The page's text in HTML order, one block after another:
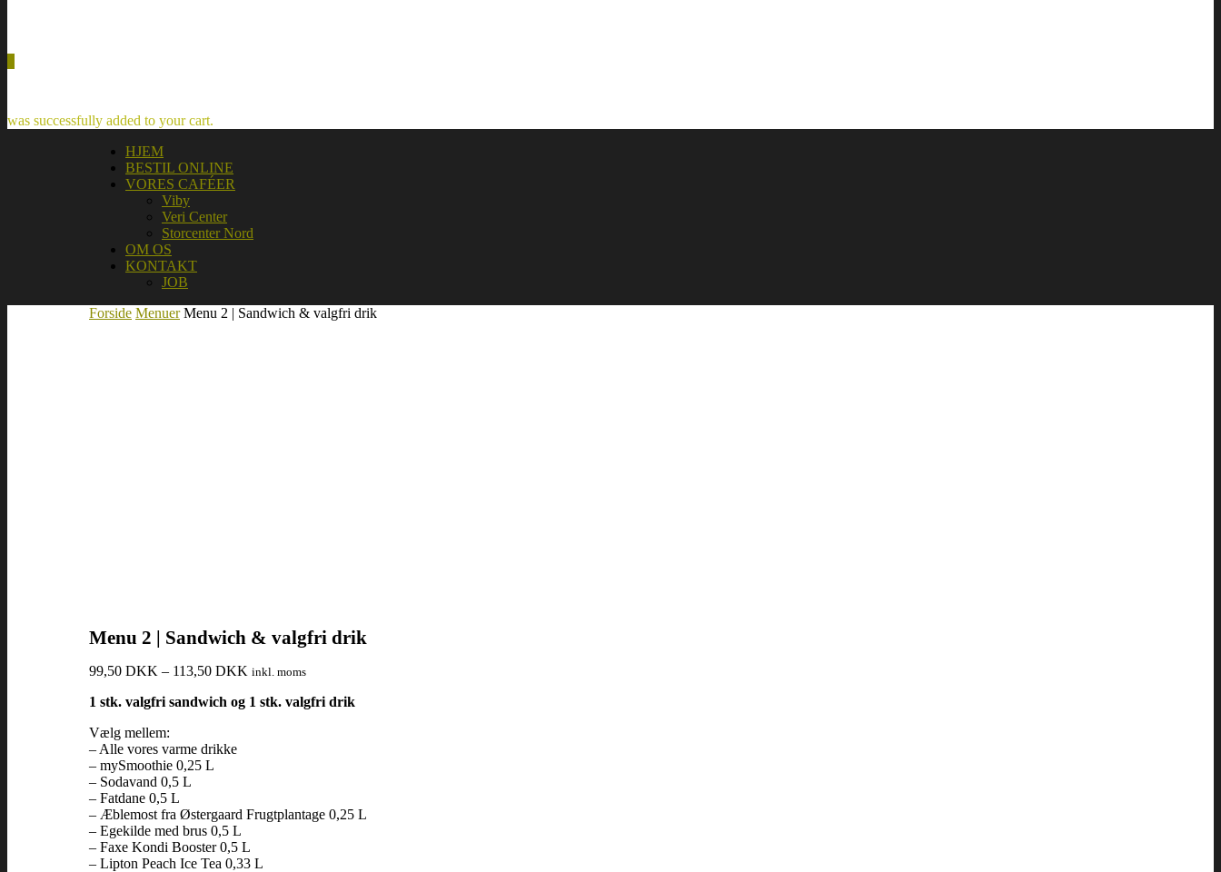
was successfully added to your cart.
HJEM
BESTIL ONLINE
VORES CAFÉER
Viby
Veri Center
Storcenter Nord
OM OS
KONTAKT
JOB
Forside Menuer Menu 2 | Sandwich & valgfri drik
Menu 2 | Sandwich & valgfri drik
99,50 DKK – 113,50 DKK inkl. moms
1 stk. valgfri sandwich og 1 stk. valgfri drik
Vælg mellem:
– Alle vores varme drikke
– mySmoothie 0,25 L
– Sodavand 0,5 L
– Fatdane 0,5 L
– Æblemost fra Østergaard Frugtplantage 0,25 L
– Egekilde med brus 0,5 L
– Faxe Kondi Booster 0,5 L
– Lipton Peach Ice Tea 0,33 L